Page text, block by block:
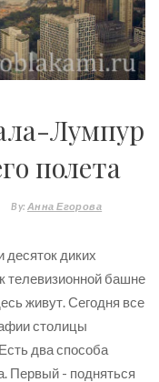
Лумпур
полета
By: Анна Егорова
десяток диких
телевизионной башне
живут. Сегодня все
столицы
два способа
Первый - подняться